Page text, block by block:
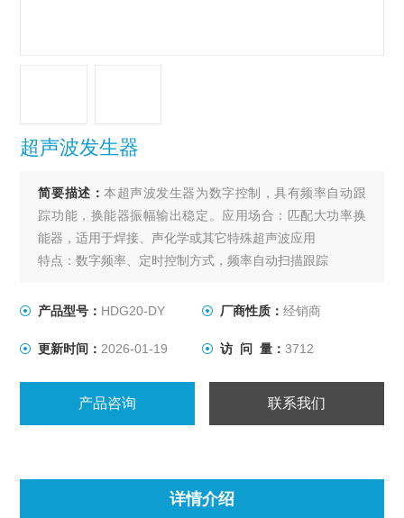
超声波发生器
简要描述：本超声波发生器为数字控制，具有频率自动跟
踪功能，换能器振幅输出稳定。应用场合：匹配大功率换
能器，适用于焊接、声化学或其它特殊超声波应用
特点：数字频率、定时控制方式，频率自动扫描跟踪
产品型号： HDG20-DY 厂商性质： 经销商
更新时间： 2026-01-19 访 问 量： 3712
产品咨询 联系我们
详情介绍